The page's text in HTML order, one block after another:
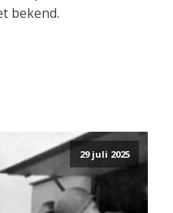
bekend.
29 juli 2025